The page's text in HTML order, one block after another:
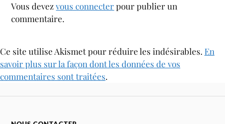
Vous devezvous connecterpour publier un
commentaire.
Ce site utilise Akismet pour réduire les indésirables. En
savoir plus sur la façon dont les données de vos
commentaires sont traitées.